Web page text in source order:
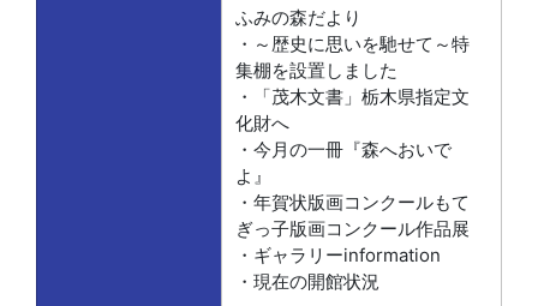
ふみの森だより
・～歴史に思いを馳せて～特
集棚を設置しました
・「茂木文書」栃木県指定文
化財へ
・今月の一冊『森へおいで
よ』
・年賀状版画コンクールもて
ぎっ子版画コンクール作品展
・ギャラリーinformation
・現在の開館状況